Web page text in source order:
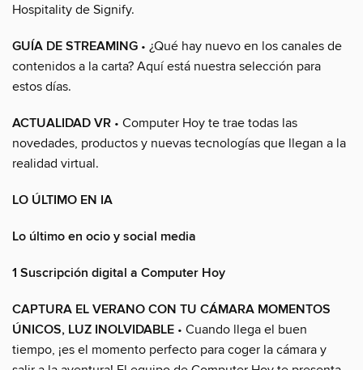
Hospitality de Signify.
GUÍA DE STREAMING • ¿Qué hay nuevo en los canales de
contenidos a la carta? Aquí está nuestra selección para
estos días.
ACTUALIDAD VR • Computer Hoy te trae todas las
novedades, productos y nuevas tecnologías que llegan a la
realidad virtual.
LO ÚLTIMO EN IA
Lo último en ocio y social media
1 Suscripción digital a Computer Hoy
CAPTURA EL VERANO CON TU CÁMARA MOMENTOS
ÚNICOS, LUZ INOLVIDABLE • Cuando llega el buen
tiempo, ¡es el momento perfecto para coger la cámara y